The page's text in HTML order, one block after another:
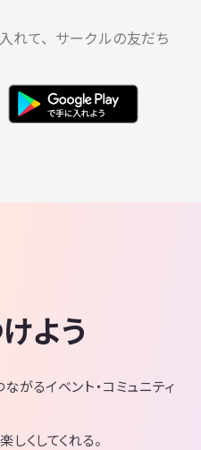
れて、サークルの友だち
よう
がるイベント・コミュニティ
くしてくれる。